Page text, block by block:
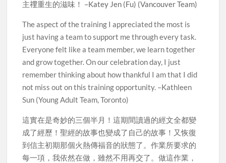
主𥚃重生的滋味！ –Katey Jen (Fu) (Vancouver Team)
The aspect of the training I appreciated the most is
just having a team to support me through every task.
Everyone felt like a team member, we learn together
and grow together. On our celebration day, I just
remember thinking about how thankful I am that I did
not miss out on this training opportunity. –Kathleen
Sun (Young Adult Team, Toronto)
這實在是奇妙的三個半月！這期間讀過的經文全都變
成了經歷！聖經的故事也變成了自己的故事！又恢復
到信主初期那個火熱傳福音的狀態了。作業所要求的
每一項，我依然在做，雖然不用再交了。做這作業，